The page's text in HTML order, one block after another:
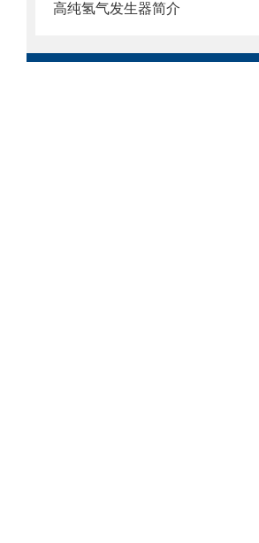
高纯氢气发生器简介